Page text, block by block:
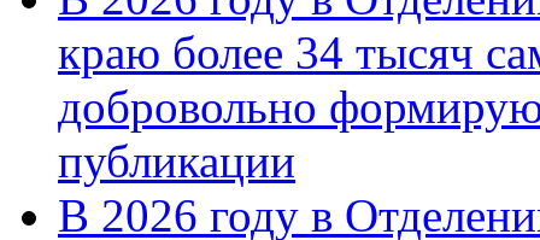
краю более 34 тысяч
добровольно
публикации
В 2026 году в